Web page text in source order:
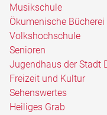
Musikschule
Ökumenische Bücherei
Volkshochschule
Senioren
Jugendhaus der Stadt
Freizeit und Kultur
Sehenswertes
Heiliges Grab